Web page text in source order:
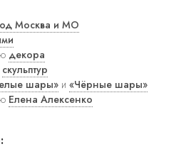
Москва и МО
декора
скульптур
шары» и «Чёрные шары»
Елена Алексенко